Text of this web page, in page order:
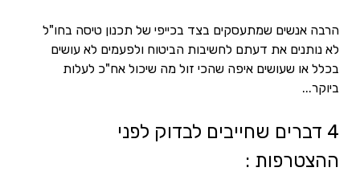
הרבה אנשים שמתעסקים בצד בכייפי של תכנון טיסה בחו"ל
לא נותנים את דעתם לחשיבות הביטוח ולפעמים לא עושים
בכלל או שעושים איפה שהכי זול מה שיכול אח"כ לעלות
ביוקר...
4 דברים שחייבים לבדוק לפני
ההצטרפות :